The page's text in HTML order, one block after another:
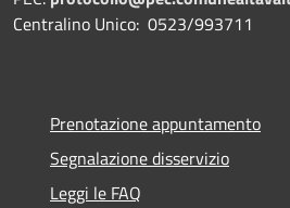
Centralino Unico: 0523/993711
Prenotazione appuntamento
Segnalazione disservizio
Leggi le FAQ